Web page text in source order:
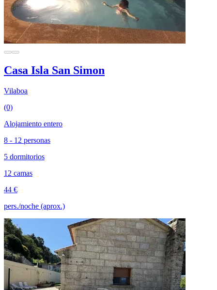
Casa Isla San Simon
Vilaboa
(0)
Alojamiento entero
8 - 12 personas
5 dormitorios
12 camas
44 €
pers./noche (aprox.)